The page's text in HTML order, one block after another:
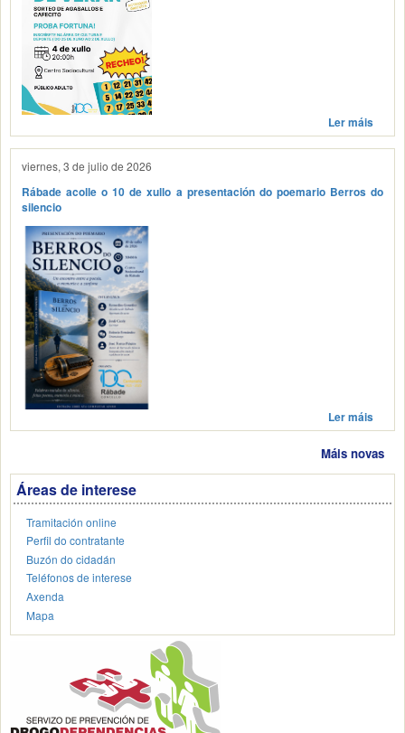
Ler máis
viernes, 3 de julio de 2026
Rábade acolle o 10 de xullo a presentación do poemario Berros do
silencio
Ler máis
Máis novas
Áreas de interese
Tramitación online
Perfil do contratante
Buzón do cidadán
Teléfonos de interese
Axenda
Mapa